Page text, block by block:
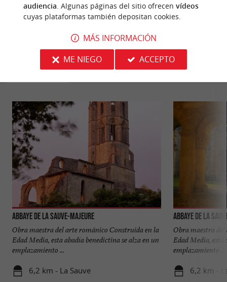
PARA DESCUBRIRALREDEDOR
Abbaye de La Sauve-Majeure
Obra maestra del arte románico Construida en la
Edad Media, esta abadía benedictina se alza en un
emplazamiento ...
6,2 km - La Sauve
Abbaye de La
Obra maestra
Edad Media, esta
emplazamiento ...
6,2 km -
audiencia. Algunas páginas del sitio ofrecen vídeos
cuyas plataformas también depositan cookies.
MÁS INFORMACIÓN
ME NIEGO
ACCEPTO